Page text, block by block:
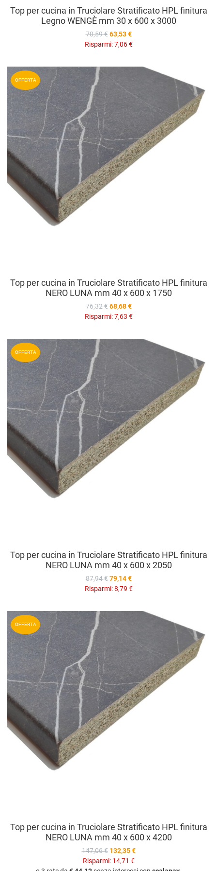
Top per cucina in Truciolare Stratificato HPL finitura
Legno WENGÈ mm 30 x 600 x 3000
70,59 € 63,53 €
Risparmi:7,06 €
OFFERTA
Top per cucina in Truciolare Stratificato HPL finitura
NERO LUNA mm 40 x 600 x 1750
76,32 € 68,68 €
Risparmi:7,63 €
OFFERTA
Top per cucina in Truciolare Stratificato HPL finitura
NERO LUNA mm 40 x 600 x 2050
87,94 € 79,14 €
Risparmi:8,79 €
OFFERTA
Top per cucina in Truciolare Stratificato HPL finitura
NERO LUNA mm 40 x 600 x 4200
147,06 € 132,35 €
Risparmi: 14,71 €